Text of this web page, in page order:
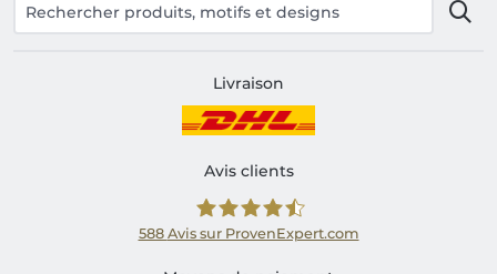
Livraison
Avis clients
588 Avis sur ProvenExpert.com